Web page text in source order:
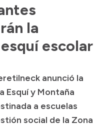
la
escolar
anunció la
Esquí y Montaña
a escuelas
social de la Zona